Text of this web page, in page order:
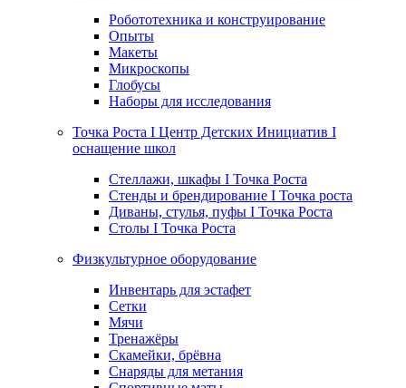
Робототехника и конструирование
Опыты
Макеты
Микроскопы
Глобусы
Наборы для исследования
Точка Роста I Центр Детских Инициатив I
оснащение школ
Стеллажи, шкафы I Точка Роста
Стенды и брендирование I Точка роста
Диваны, стулья, пуфы I Точка Роста
Столы I Точка Роста
Физкультурное оборудование
Инвентарь для эстафет
Сетки
Мячи
Тренажёры
Скамейки, брёвна
Снаряды для метания